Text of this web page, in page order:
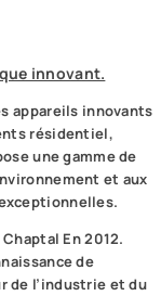
innovant.
appareils innovants
résidentiel,
une gamme de
et aux
En 2012.
de
de l’industrie et du